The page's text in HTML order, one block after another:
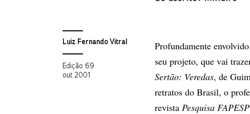
Luiz Fernando Vitral
Edição 69
out 2001
Profundamente
seu projeto, que vai
Sertão: Veredas, de
retratos do Brasil, o
revista Pesquisa FAPESP